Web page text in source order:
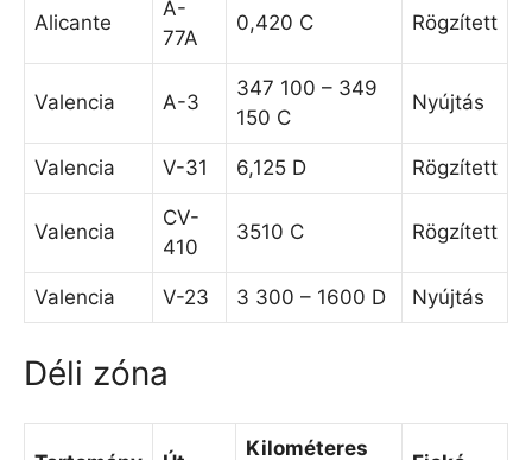
Alicante
A-
77A
0,420 C Rögzített
Valencia A-3
347 100 – 349
150 C
Nyújtás
Valencia V-31 6,125 D Rögzített
Valencia
CV-
410
3510 C Rögzített
Valencia V-23 3 300 – 1600 D Nyújtás
Déli zóna
Kilométeres